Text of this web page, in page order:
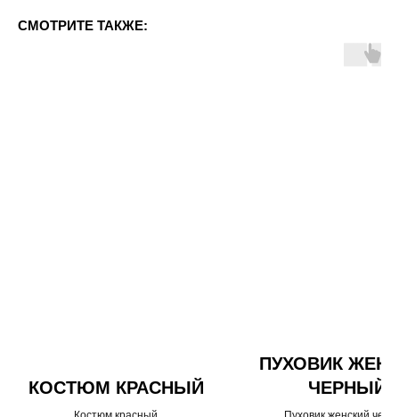
СМОТРИТЕ ТАКЖЕ:
КОСТЮМ КРАСНЫЙ
ПУХОВИК
ЧЕРНЫЙ